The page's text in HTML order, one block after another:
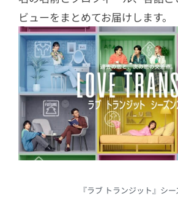
ビューをまとめてお届けします。
『ラブ トランジット』シ